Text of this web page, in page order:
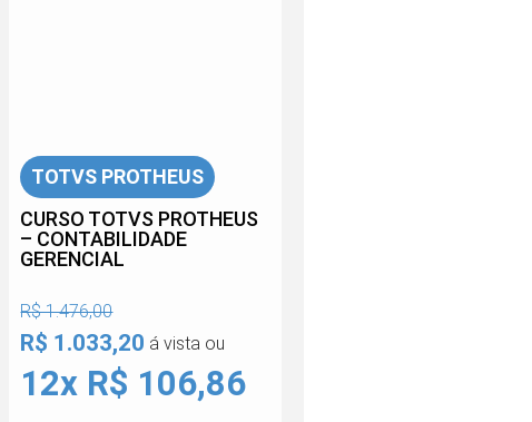
TOTVS PROTHEUS
CURSO TOTVS PROTHEUS
– CONTABILIDADE
GERENCIAL
R$ 1.476,00
R$ 1.033,20 á vista ou
12x R$ 106,86